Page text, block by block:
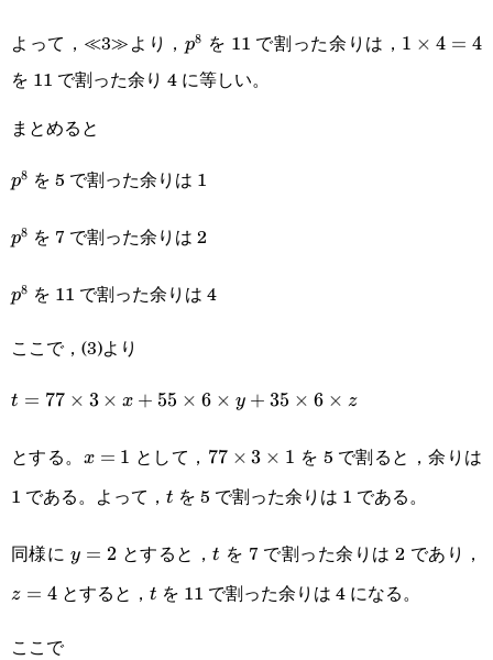
よって，≪3≫より， p^8
p8 を 11 で割った余りは， 1 × 4 = 4
を 11 で割った余り 4 に等しい。
まとめると
p^8
p8 を 5 で割った余りは 1
p^8
p8 を 7 で割った余りは 2
p^8
p8 を 11 で割った余りは 4
ここで，(3)より
t=77\times3\times
t = 77 × 3 × x + 55 × 6 × y + 35 × 6 × z
とする。 x=1
x = 1 として， 77\times3\times1
77 × 3 × 1 を 5 で割ると，余りは
1 である。よって， t
t を 5 で割った余りは 1 である。
同様に y=2
y = 2 とすると，t
t を 7 で割った余りは 2 であり，
z = 4とすると， t
t を 11 で割った余りは 4 になる。
ここで